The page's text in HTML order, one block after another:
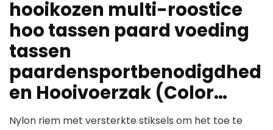
hooikozen multi-roostice
hoo tassen paard voeding
tassen
paardensportbenodigdhed
en Hooivoerzak (Color…
Nylon riem met versterkte stiksels om het toe te